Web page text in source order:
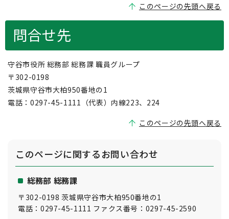
このページの先頭へ戻る
問合せ先
守谷市役所 総務部 総務課 職員グループ
〒302-0198
茨城県守谷市大柏950番地の1
電話：0297-45-1111（代表）内線223、224
このページの先頭へ戻る
このページに関するお問い合わせ
総務部 総務課
〒302-0198 茨城県守谷市大柏950番地の1
電話：0297-45-1111 ファクス番号：0297-45-2590